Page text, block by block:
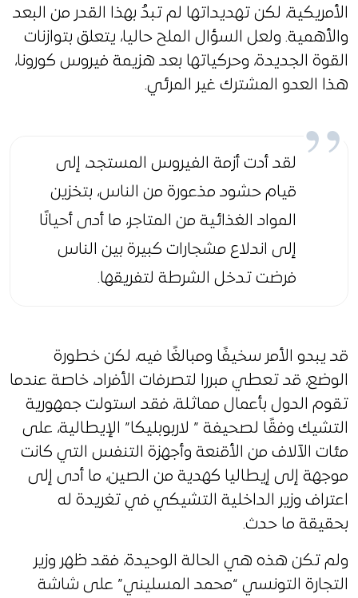
الأمريكية، لكن تهديداتها لم تبدُ بهذا القدر من البعد
والأهمية. ولعل السؤال الملح حاليا، يتعلق بتوازنات
القوة الجديدة، وحركياتها بعد هزيمة فيروس كورونا،
هذا العدو المشترك غير المرئي.
لقد أدت أزمة الفيروس المستجد، إلى
قيام حشود مذعورة من الناس، بتخزين
المواد الغذائية من المتاجر، ما أدى أحيانًا
إلى اندلاع مشجارات كبيرة بين الناس
فرضت تدخل الشرطة لتفريقها.
قد يبدو الأمر سخيفًا ومبالغًا فيه، لكن خطورة
الوضع، قد تعطي مبررا لتصرفات الأفراد، خاصة عندما
تقوم الدول بأعمال مماثلة، فقد استولت جمهورية
التشيك وفقًا لصحيفة ” لاربوبليكا” الإيطالية، على
مئات الآلاف من الأقنعة وأجهزة التنفس التي كانت
موجهة إلى إيطاليا كهدية من الصين، ما أدى إلى
اعتراف وزير الداخلية التشيكي في تغريدة له
بحقيقة ما حدث.
ولم تكن هذه هي الحالة الوحيدة، فقد ظهر وزير
التجارة التونسي “محمد المسليني” على شاشة